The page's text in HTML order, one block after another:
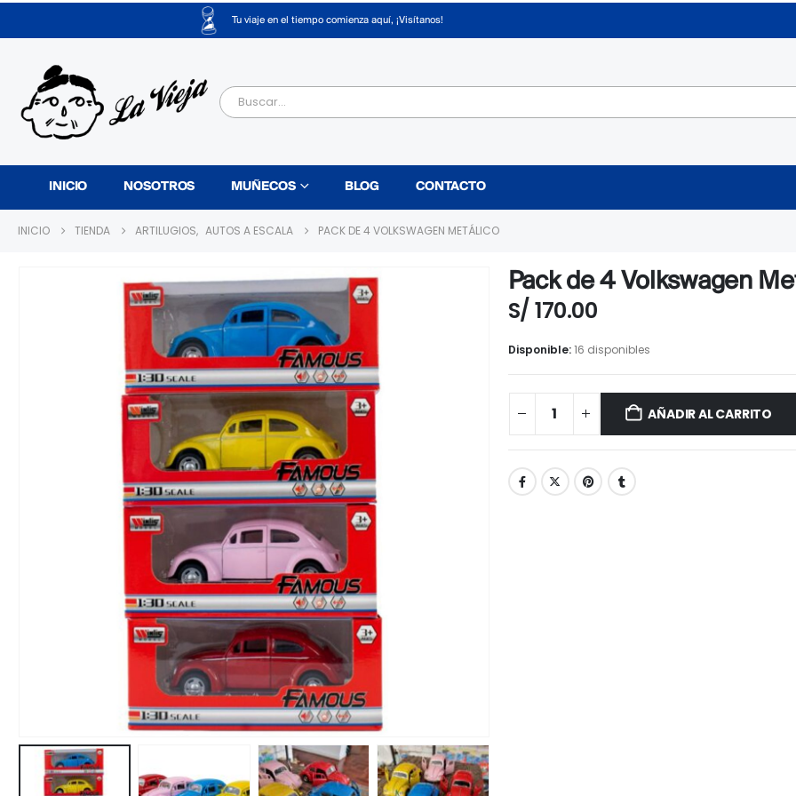
Tu viaje en el tiempo comienza aquí, ¡Visítanos!
INICIO NOSOTROS MUÑECOS BLOG CONTACTO
INICIO TIENDA ARTILUGIOS, AUTOS A ESCALA PACK DE 4 VOLKSWAGEN METÁLICO
Pack de 4 Volkswagen
S/ 170.00
Disponible:16 disponibles
AÑADIR AL CARRITO